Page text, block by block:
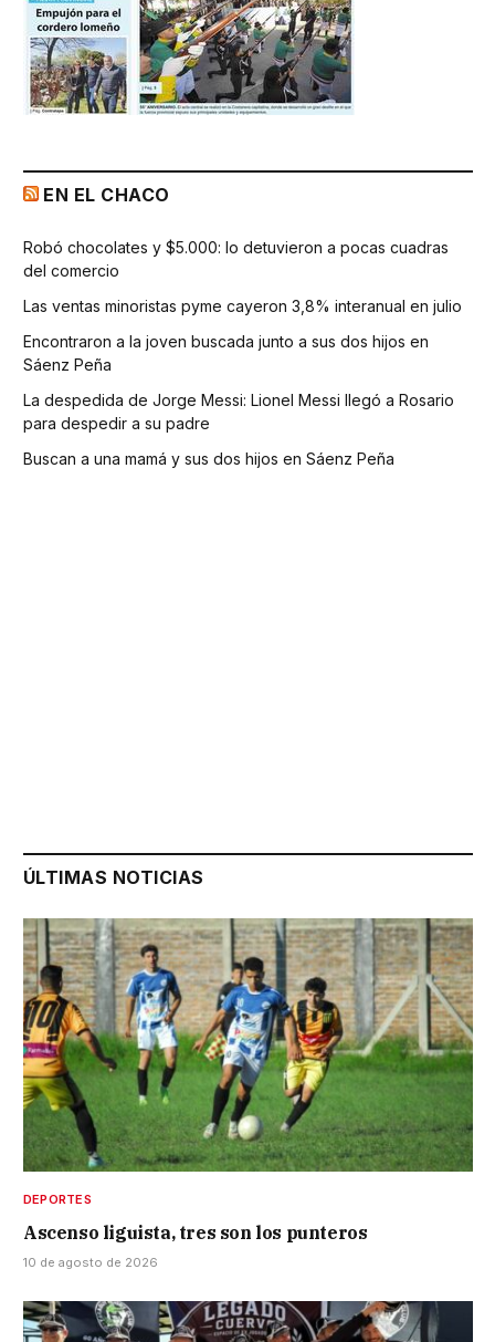
EN EL CHACO
Robó chocolates y $5.000: lo detuvieron a pocas cuadras
del comercio
Las ventas minoristas pyme cayeron 3,8% interanual en julio
Encontraron a la joven buscada junto a sus dos hijos en
Sáenz Peña
La despedida de Jorge Messi: Lionel Messi llegó a Rosario
para despedir a su padre
Buscan a una mamá y sus dos hijos en Sáenz Peña
ÚLTIMAS NOTICIAS
DEPORTES
Ascenso liguista, tres son los punteros
10 de agosto de 2026